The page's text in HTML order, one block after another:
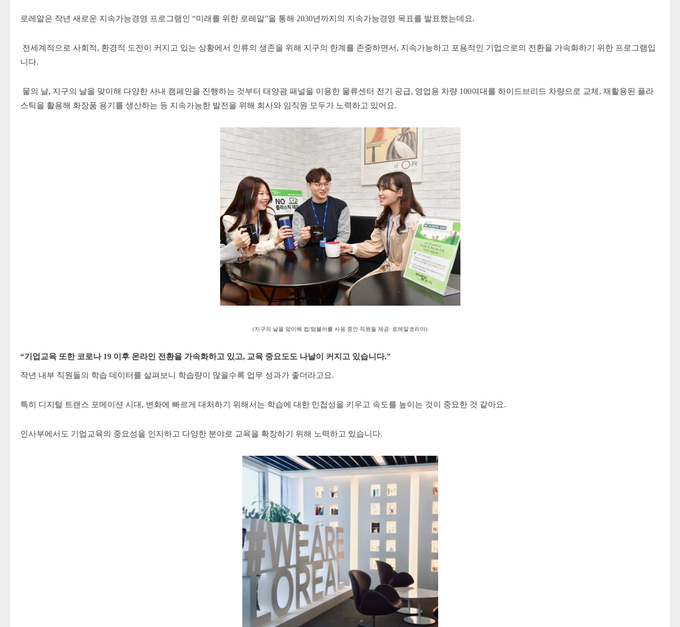
로레알은 작년 새로운 지속가능경영 프로그램인 “미래를 위한 로레알”을 통해 2030년까지의 지속가능경영 목표를 발표했는데요.
전세계적으로 사회적, 환경적 도전이 커지고 있는 상황에서 인류의 생존을 위해 지구의 한계를 존중하면서, 지속가능하고 포용적인 기업으로의 전환을 가속화하기 위한 프로그램입
니다.
물의 날, 지구의 날을 맞이해 다양한 사내 캠페인을 진행하는 것부터 태양광 패널을 이용한 물류센터 전기 공급, 영업용 차량 100여대를 하이드브리드 차량으로 교체, 재활용된 플라
스틱을 활용해 화장품 용기를 생산하는 등 지속가능한 발전을 위해 회사와 임직원 모두가 노력하고 있어요.
(지구의 날을 맞이해 컵/텀블러를 사용 중인 직원들 제공: 로레알코리아)
“기업교육 또한 코로나 19 이후 온라인 전환을 가속화하고 있고, 교육 중요도도 나날이 커지고 있습니다.”
작년 내부 직원들의 학습 데이터를 살펴보니 학습량이 많을수록 업무 성과가 좋더라고요.
특히 디지털 트랜스 포메이션 시대, 변화에 빠르게 대처하기 위해서는 학습에 대한 민첩성을 키우고 속도를 높이는 것이 중요한 것 같아요.
인사부에서도 기업교육의 중요성을 인지하고 다양한 분야로 교육을 확장하기 위해 노력하고 있습니다.